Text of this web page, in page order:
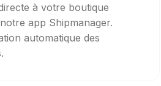
à votre boutique
app Shipmanager.
automatique des